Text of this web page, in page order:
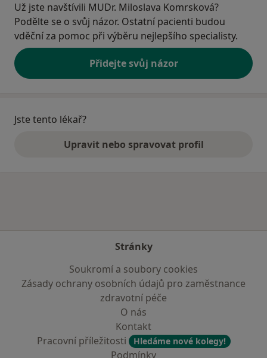
Už jste navštívili MUDr. Miloslava Komrsková?
Podělte se o svůj názor. Ostatní pacienti budou
vděční za pomoc při výběru nejlepšího specialisty.
Přidejte svůj názor
Jste tento lékař?
Upravit nebo spravovat profil
Stránky
Soukromí a soubory cookies
Zásady ochrany osobních údajů pro zaměstnance
zdravotní péče
O nás
Kontakt
Pracovní příležitosti
Hledáme nové kolegy!
Podmínky